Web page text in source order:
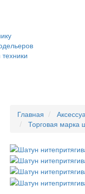
Главная
Торговая